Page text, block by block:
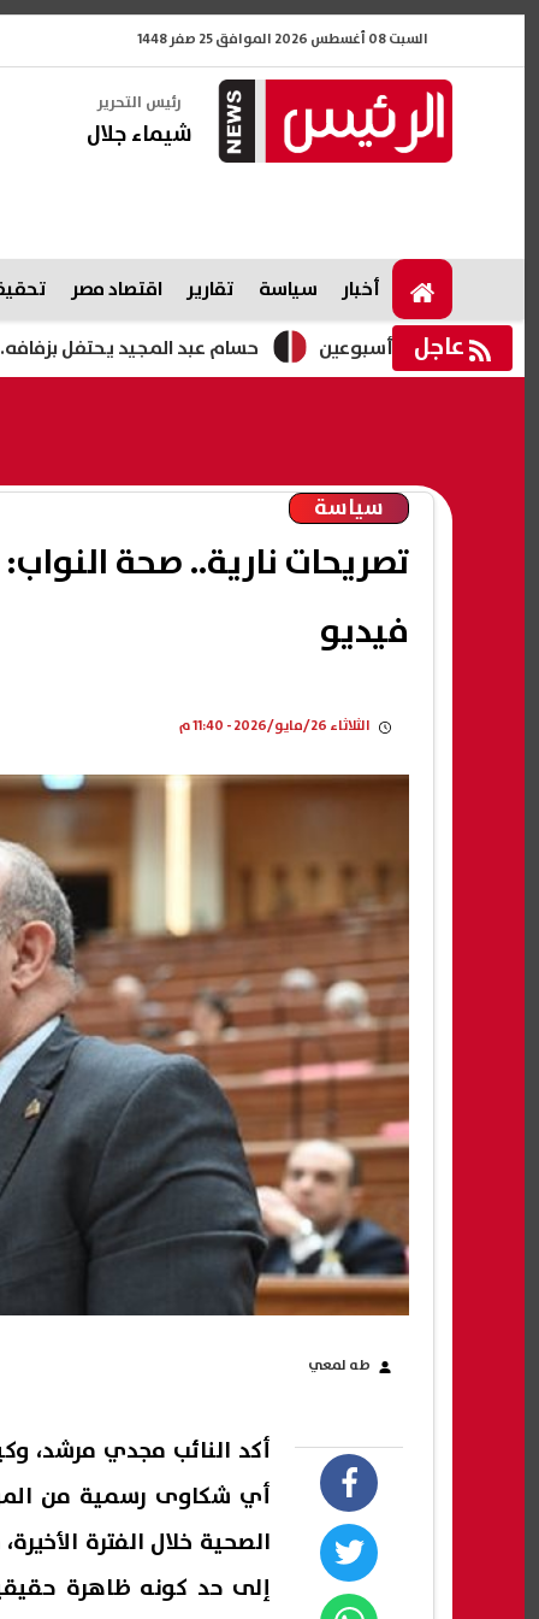
السبت 08 أغسطس 2026 الموافق 25 صفر 1448
رئيس التحرير
شيماء جلال
أخبار سياسة تقارير اقتصاد مصر
عاجل حسام عبد المجيد يحتفل بزفافه.. فيديوهات أسبوعين
سياسة
تصريحات نارية.. صحة
فيديو
الثلاثاء 26/مايو/2026 - 11:40 م
طه لمعي
أكد النائب مجدي مرشد،
أي شكاوى رسمية من
الصحية خلال الفترة
إلى حد كونه ظاهرة